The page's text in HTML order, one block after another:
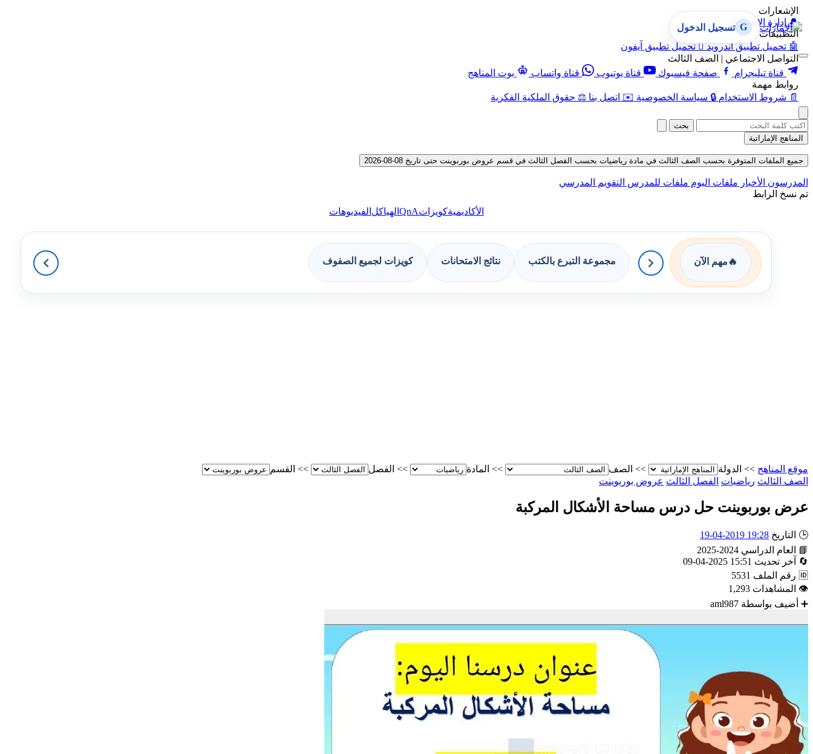
الإشعارات
🔔 إدارة الإشعارات
التطبيقات
🤖 تحميل تطبيق أندرويد  تحميل تطبيق آيفون
التواصل الاجتماعي | الصف الثالث
قناة تيليجرام
صفحة فيسبوك قناة يوتيوب قناة واتساب
بوت المناهج
روابط مهمة
📄 شروط الاستخدام 🔒 سياسة الخصوصية ✉️ اتصل بنا ⚖️ حقوق الملكية الفكرية
G تسجيل الدخول
بحث
المناهج الإماراتية
جميع الملفات المتوفرة بحسب الصف الثالث في مادة رياضيات بحسب الفصل الثالث في قسم عروض بوربوينت حتى تاريخ 08-08-2026
المدرسون الأخبار ملفات اليوم ملفات للمدرس التقويم المدرسي
تم نسخ الرابط
الأكاديميةكويزاتQnA الهياكل الفيديوهات
🔥 مهم الآن مجموعة التبرع بالكتب نتائج الامتحانات كويزات لجميع الصفوف
موقع المناهج >> الدولة >> الصف >> المادة >> الفصل >> القسم
الصف الثالث رياضيات الفصل الثالث عروض بوربوينت
عرض بوربوينت حل درس مساحة الأشكال المركبة
🕒 التاريخ 19:28 2019-04-19
📘
العام الدراسي 2024-2025
🔄
آخر تحديث 15:51 2025-04-09
🆔 رقم الملف 5531
👁 المشاهدات 1,293
➕ أضيف بواسطة aml987